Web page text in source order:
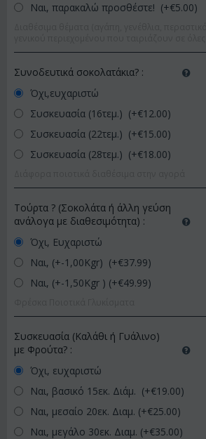
Ναι, παρακαλώ προσθέστε! (+€5.00)
Συνοδευτικά σοκολατάκια? :
Όχι,ευχαριστώ
Συσκευασία (16τεμ.) (+€12.00)
Συσκευασία (22τεμ.) (+€15.00)
Συσκευασία (28τεμ.) (+€18.00)
Τούρτα ? (Σοκολάτα ή άλλη γεύση
ανάλογα με διαθεσιμότητα) :
Όχι, Ευχαριστώ
Ναι, (+-1,00Kgr) (+€37.99)
Ναι, (+-1,50Kgr ) (+€49.99)
Συσκευασία (Καλάθι ή Γυάλινο)
με Φρούτα? :
Όχι, ευχαριστώ
Ναι, βασικό 15εκ. Διάμ. (+€19.00)
Ναι, μεσαίο 20εκ. Διαμ. (+€25.00)
Ναι, μεγάλο 30εκ. Διαμ. (+€35.00)